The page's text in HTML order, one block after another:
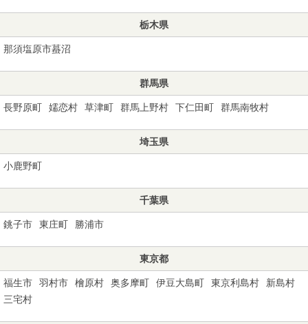
栃木県
那須塩原市蟇沼
群馬県
長野原町 嬬恋村 草津町 群馬上野村 下仁田町 群馬南牧村
埼玉県
小鹿野町
千葉県
銚子市 東庄町 勝浦市
東京都
福生市 羽村市 檜原村 奥多摩町 伊豆大島町 東京利島村
新島村
三宅村